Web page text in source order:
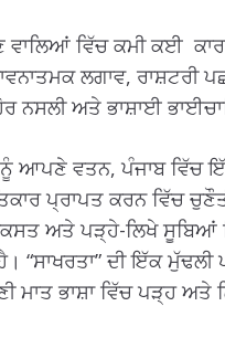
ਵਾਲਿਆਂ ਵਿੱਚ ਕਮੀ ਕਈ
ਲਗਾਵ, ਰਾਸ਼ਟਰੀ
ਨਸਲੀ ਅਤੇ ਭਾਸ਼ਾਈ
ਆਪਣੇ ਵਤਨ, ਪੰਜਾਬ ਵਿੱਚ
ਪ੍ਰਾਪਤ ਕਰਨ ਵਿੱਚ
ਅਤੇ ਪੜ੍ਹੇ-ਲਿਖੇ
“ਸਾਖਰਤਾ” ਦੀ ਇੱਕ
ਮਾਤ ਭਾਸ਼ਾ ਵਿੱਚ ਪੜ੍ਹ ਅਤੇ